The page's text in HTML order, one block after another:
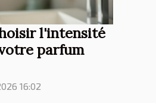
l'intensité
parfum
16:02